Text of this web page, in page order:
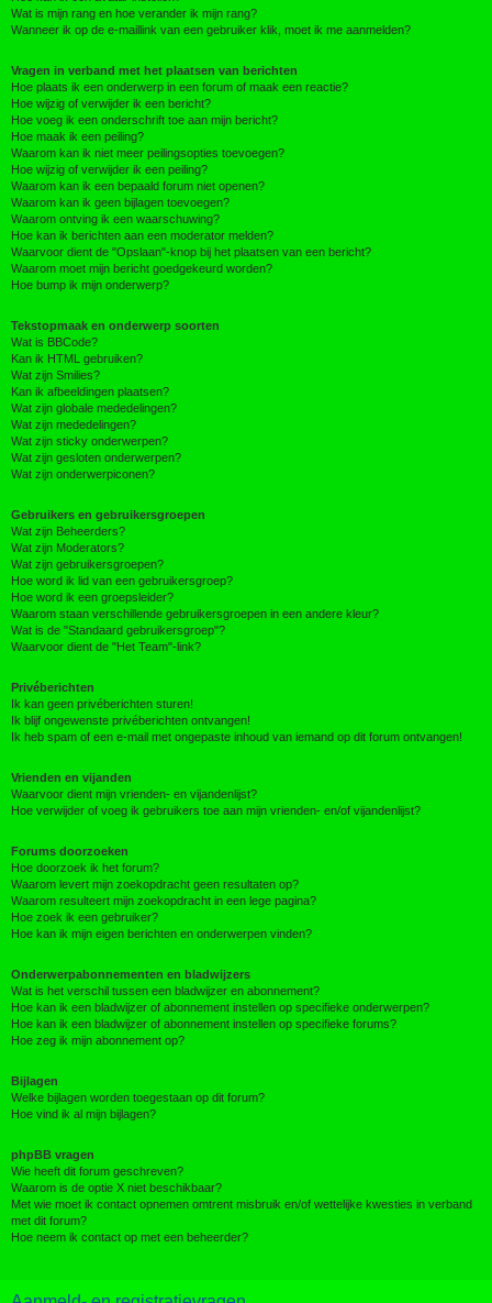
Wat is mijn rang en hoe verander ik mijn rang?
Wanneer ik op de e-maillink van een gebruiker klik, moet ik me aanmelden?
Vragen in verband met het plaatsen van berichten
Hoe plaats ik een onderwerp in een forum of maak een reactie?
Hoe wijzig of verwijder ik een bericht?
Hoe voeg ik een onderschrift toe aan mijn bericht?
Hoe maak ik een peiling?
Waarom kan ik niet meer peilingsopties toevoegen?
Hoe wijzig of verwijder ik een peiling?
Waarom kan ik een bepaald forum niet openen?
Waarom kan ik geen bijlagen toevoegen?
Waarom ontving ik een waarschuwing?
Hoe kan ik berichten aan een moderator melden?
Waarvoor dient de "Opslaan"-knop bij het plaatsen van een bericht?
Waarom moet mijn bericht goedgekeurd worden?
Hoe bump ik mijn onderwerp?
Tekstopmaak en onderwerp soorten
Wat is BBCode?
Kan ik HTML gebruiken?
Wat zijn Smilies?
Kan ik afbeeldingen plaatsen?
Wat zijn globale mededelingen?
Wat zijn mededelingen?
Wat zijn sticky onderwerpen?
Wat zijn gesloten onderwerpen?
Wat zijn onderwerpiconen?
Gebruikers en gebruikersgroepen
Wat zijn Beheerders?
Wat zijn Moderators?
Wat zijn gebruikersgroepen?
Hoe word ik lid van een gebruikersgroep?
Hoe word ik een groepsleider?
Waarom staan verschillende gebruikersgroepen in een andere kleur?
Wat is de "Standaard gebruikersgroep"?
Waarvoor dient de "Het Team"-link?
Privéberichten
Ik kan geen privéberichten sturen!
Ik blijf ongewenste privéberichten ontvangen!
Ik heb spam of een e-mail met ongepaste inhoud van iemand op dit forum ontvangen!
Vrienden en vijanden
Waarvoor dient mijn vrienden- en vijandenlijst?
Hoe verwijder of voeg ik gebruikers toe aan mijn vrienden- en/of vijandenlijst?
Forums doorzoeken
Hoe doorzoek ik het forum?
Waarom levert mijn zoekopdracht geen resultaten op?
Waarom resulteert mijn zoekopdracht in een lege pagina?
Hoe zoek ik een gebruiker?
Hoe kan ik mijn eigen berichten en onderwerpen vinden?
Onderwerpabonnementen en bladwijzers
Wat is het verschil tussen een bladwijzer en abonnement?
Hoe kan ik een bladwijzer of abonnement instellen op specifieke onderwerpen?
Hoe kan ik een bladwijzer of abonnement instellen op specifieke forums?
Hoe zeg ik mijn abonnement op?
Bijlagen
Welke bijlagen worden toegestaan op dit forum?
Hoe vind ik al mijn bijlagen?
phpBB vragen
Wie heeft dit forum geschreven?
Waarom is de optie X niet beschikbaar?
Met wie moet ik contact opnemen omtrent misbruik en/of wettelijke kwesties in verband
met dit forum?
Hoe neem ik contact op met een beheerder?